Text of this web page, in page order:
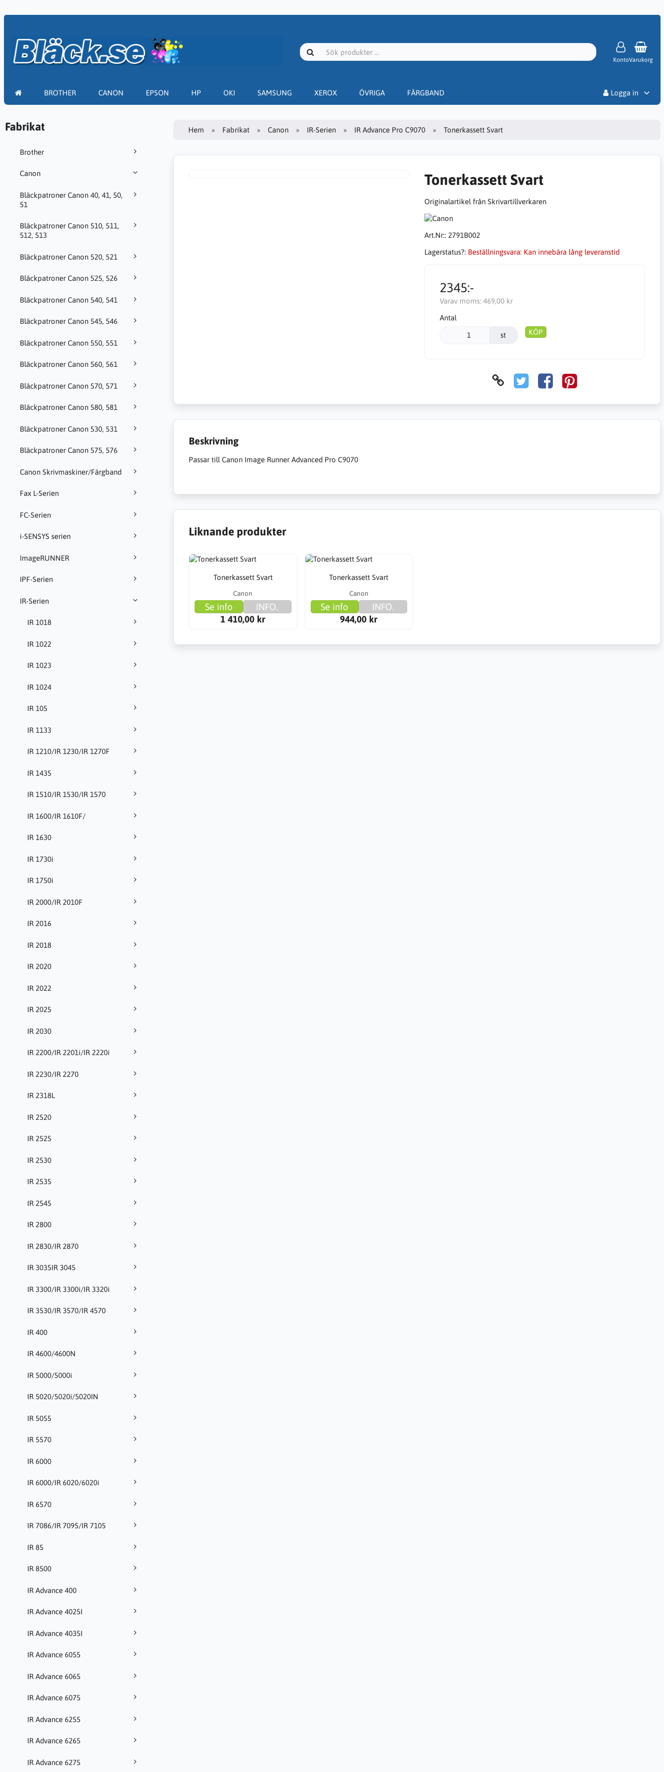
KontoVarukorg
BROTHER CANON EPSON HP OKI SAMSUNG XEROX ÖVRIGA FÄRGBAND
Logga in
Fabrikat
Brother
Canon
Bläckpatroner Canon 40, 41, 50,
51
Bläckpatroner Canon 510, 511,
512, 513
Bläckpatroner Canon 520, 521
Bläckpatroner Canon 525, 526
Bläckpatroner Canon 540, 541
Bläckpatroner Canon 545, 546
Bläckpatroner Canon 550, 551
Bläckpatroner Canon 560, 561
Bläckpatroner Canon 570, 571
Bläckpatroner Canon 580, 581
Bläckpatroner Canon 530, 531
Bläckpatroner Canon 575, 576
Canon Skrivmaskiner/Färgband
Fax L-Serien
FC-Serien
i-SENSYS serien
ImageRUNNER
IPF-Serien
IR-Serien
IR 1018
IR 1022
IR 1023
IR 1024
IR 105
IR 1133
IR 1210/IR 1230/IR 1270F
IR 1435
IR 1510/IR 1530/IR 1570
IR 1600/IR 1610F/
IR 1630
IR 1730i
IR 1750i
IR 2000/IR 2010F
IR 2016
IR 2018
IR 2020
IR 2022
IR 2025
IR 2030
IR 2200/IR 2201i/IR 2220i
IR 2230/IR 2270
IR 2318L
IR 2520
IR 2525
IR 2530
IR 2535
IR 2545
IR 2800
IR 2830/IR 2870
IR 3035IR 3045
IR 3300/IR 3300i/IR 3320i
IR 3530/IR 3570/IR 4570
IR 400
IR 4600/4600N
IR 5000/5000i
IR 5020/5020i/5020IN
IR 5055
IR 5570
IR 6000
IR 6000/IR 6020/6020i
IR 6570
IR 7086/IR 7095/IR 7105
IR 85
IR 8500
IR Advance 400
IR Advance 4025I
IR Advance 4035I
IR Advance 6055
IR Advance 6065
IR Advance 6075
IR Advance 6255
IR Advance 6265
IR Advance 6275
Hem Fabrikat Canon IR-Serien IR Advance Pro C9070 Tonerkassett Svart
Tonerkassett Svart
Originalartikel från Skrivartillverkaren
Art.Nr:: 2791B002
Lagerstatus?: Beställningsvara: Kan innebära lång leveranstid
2345:-
Varav moms: 469,00 kr
Antal
st KÖP
Beskrivning
Passar till Canon Image Runner Advanced Pro C9070
Liknande produkter
Tonerkassett Svart
Canon
Se info
INFO.
1 410,00 kr
Tonerkassett Svart
Canon
Se info
INFO.
944,00 kr